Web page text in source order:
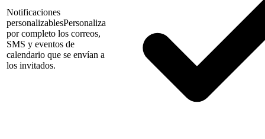
Notificaciones
personalizablesPersonaliza
por completo los correos,
SMS y eventos de
calendario que se envían a
los invitados.